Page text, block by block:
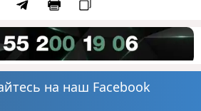
на наш Facebook